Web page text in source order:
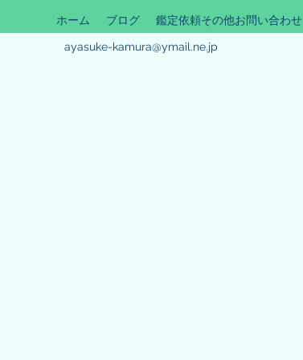
ホーム ブログ 鑑定依頼その他お問い合わせ
ayasuke-kamura@ymail.ne.jp